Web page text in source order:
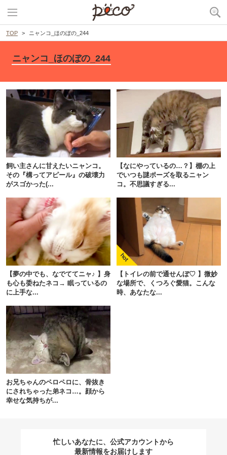
TOP ニャンコ_ほのぼの_244
ニャンコ_ほのぼの_244
飼い主さんに甘えたいニャンコ。
その『構ってアピール』の破壊力
がスゴかった(...
【なにやっているの…？】棚の上
でいつも謎ポーズを取るニャン
コ。不思議すぎる...
【夢の中でも、なでててニャ♪ 】身
も心も委ねたネコ→ 眠っているの
に上手な...
【トイレの前で通せんぼ♡ 】微妙
な場所で、くつろぐ愛猫。こんな
時、あなたな...
お兄ちゃんのペロペロに、骨抜き
にされちゃった弟ネコ…。顔から
幸せな気持ちが...
忙しいあなたに、公式アカウントから
最新情報をお届けします
閉じる
pecodogs
いぬ部をフォロー
アプリで開く
アプリをダウンロードする